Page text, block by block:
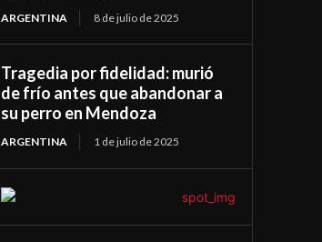
ARGENTINA 8 de julio de 2025
Tragedia por fidelidad: murió
de frío antes que abandonar a
su perro en Mendoza
ARGENTINA 1 de julio de 2025